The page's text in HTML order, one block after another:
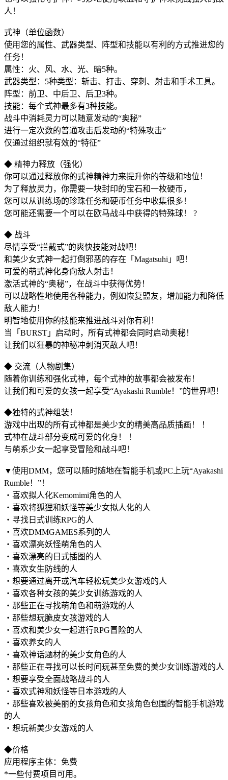
人！
式神（单位函数）
使用您的属性、武器类型、阵型和技能以有利的方式推进您的
任务！
属性：火、风、水、光、暗5种。
武器类型：5种类型：斩击、打击、穿刺、射击和手术工具。
阵型：前卫、中后卫、后卫3种。
技能：每个式神最多有3种技能。
战斗中消耗灵力可以随意发动的“奥秘”
进行一定次数的普通攻击后发动的“特殊攻击”
仅通过组织就有效的“特征”
◆ 精神力释放（强化）
你可以通过释放你的式神精神力来提升你的等级和地位！
为了释放灵力，你需要一块封印的宝石和一枚硬币，
您可以从训练场的珍珠任务和硬币任务中收集很多！
您可能还需要一个可以在欧马战斗中获得的特殊球！ ?
◆ 战斗
尽情享受“拦截式”的爽快技能对战吧！
和美少女式神一起打倒邪恶的存在「Magatsuhi」吧！
可爱的萌式神化身向敌人射击！
激活式神的“奥秘”，在战斗中获得优势！
可以战略性地使用各种能力，例如恢复盟友，增加能力和降低
敌人能力！
明智地使用你的技能来推进战斗对你有利！
当「BURST」启动时，所有式神都会同时启动奥秘！
让我们以狂暴的神秘冲刺消灭敌人吧！
◆ 交流（人物剧集）
随着你训练和强化式神，每个式神的故事都会被发布！
让我们和可爱的女孩一起享受“Ayakashi Rumble！”的世界吧！
◆独特的式神组装！
游戏中出现的所有式神都是美少女的精美高品质插画！ ！
式神在战斗部分变成可爱的化身！ ！
与萌系少女一起享受冒险和战斗吧！
▼使用DMM，您可以随时随地在智能手机或PC上玩“Ayakashi
Rumble！”！
・喜欢拟人化Kemomimi角色的人
・喜欢将狐狸和妖怪等美少女拟人化的人
・寻找日式训练RPG的人
・喜欢DMMGAMES系列的人
・喜欢漂亮妖怪萌角色的人
・喜欢漂亮的日式插图的人
・喜欢女生防线的人
・想要通过离开或汽车轻松玩美少女游戏的人
・喜欢各种女孩的美少女训练游戏的人
・那些正在寻找萌角色和萌游戏的人
・那些想玩脆皮女孩游戏的人
・喜欢和美少女一起进行RPG冒险的人
・喜欢养女的人
・喜欢神话题材的美少女角色的人
・那些正在寻找可以长时间玩甚至免费的美少女训练游戏的人
・想要享受全面战略战斗的人
・喜欢式神和妖怪等日本游戏的人
・那些喜欢被美丽的女孩角色和女孩角色包围的智能手机游戏
的人
・想玩新美少女游戏的人
◆价格
应用程序主体：免费
*一些付费项目可用。